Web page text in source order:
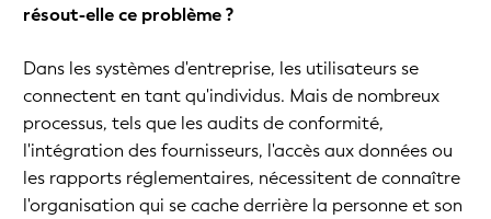
résout-elle ce problème ?
Dans les systèmes d'entreprise, les utilisateurs se
connectent en tant qu'individus. Mais de nombreux
processus, tels que les audits de conformité,
l'intégration des fournisseurs, l'accès aux données ou
les rapports réglementaires, nécessitent de connaître
l'organisation qui se cache derrière la personne et son